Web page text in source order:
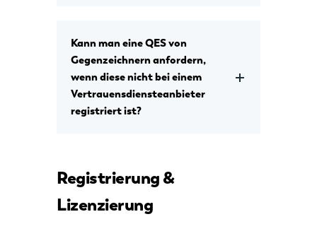
Kann man eine QES von
Gegenzeichnern anfordern,
wenn diese nicht bei einem
Vertrauensdiensteanbieter
registriert ist?
Registrierung &
Lizenzierung